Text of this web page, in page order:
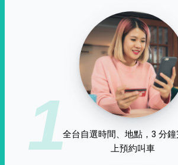
1全台自選時間、地點，3 分
上預約叫車